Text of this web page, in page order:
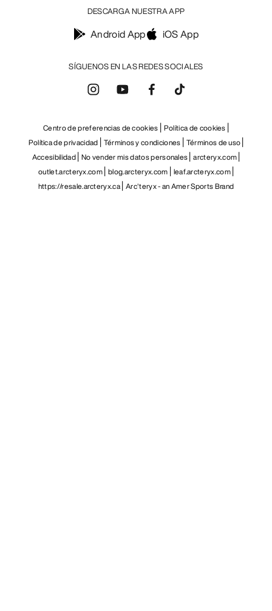
SÍGUENOS EN LAS REDES SOCIALES
DESCARGA NUESTRA APP
Android App iOS App
Centro de preferencias de cookies Política de cookies
Política de privacidad Términos y condiciones Términos de uso
Accesibilidad No vender mis datos personales arcteryx.com
outlet.arcteryx.com blog.arcteryx.com leaf.arcteryx.com
https://resale.arcteryx.ca Arc'teryx - an Amer Sports Brand